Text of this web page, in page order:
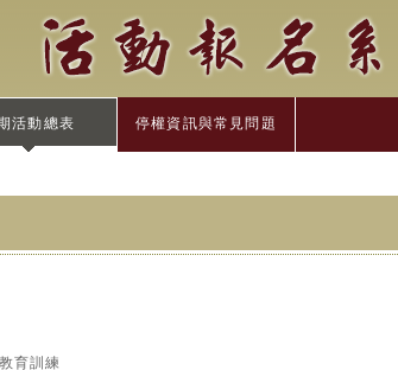
活動總表 停權資訊與常見問題
育訓練